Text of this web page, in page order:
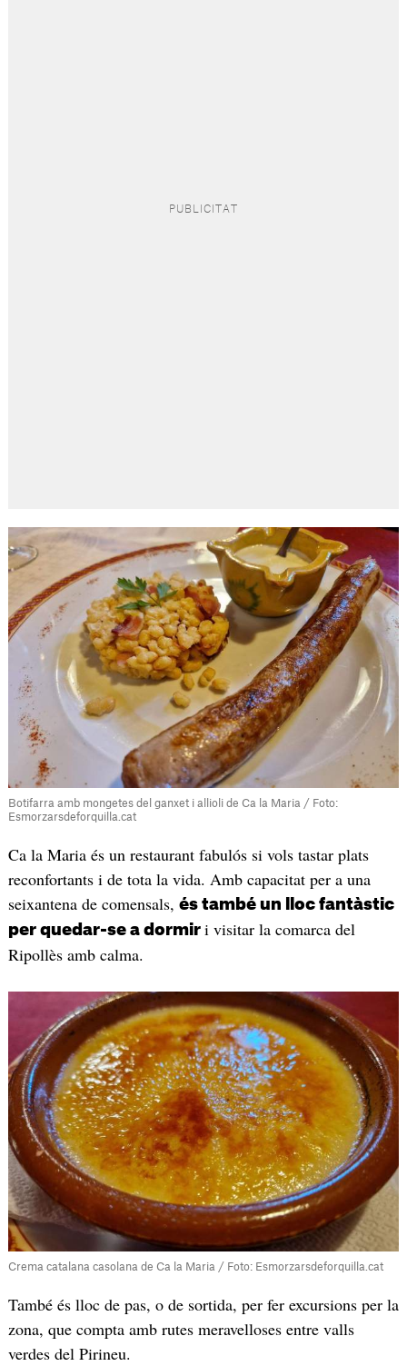
Botifarra amb mongetes del ganxet i allioli de Ca la Maria / Foto:
Esmorzarsdeforquilla.cat
Ca la Maria és un restaurant fabulós si vols tastar plats
reconfortants i de tota la vida. Amb capacitat per a una
seixantena de comensals, és també un lloc fantàstic
per quedar-se a dormir i visitar la comarca del
Ripollès amb calma.
Crema catalana casolana de Ca la Maria / Foto: Esmorzarsdeforquilla.cat
També és lloc de pas, o de sortida, per fer excursions per la
zona, que compta amb rutes meravelloses entre valls
verdes del Pirineu.